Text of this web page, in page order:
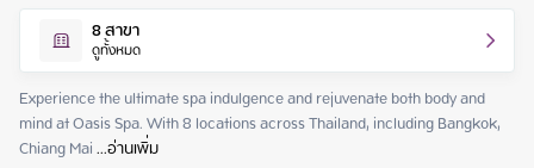
Friday 10:00 - 24:00
Saturday 10:00 - 24:00
Sunday 10:00 - 24:00
Monday 10:00 - 24:00
Tuesday 10:00 - 24:00
Wednesday
8สาขา
ดูทั้งหมด
Experience the ultimate spa indulgence and rejuvenate both body and
mind at Oasis Spa. With 8 locations across Thailand, including Bangkok,
Chiang Mai ...อ่านเพิ่ม